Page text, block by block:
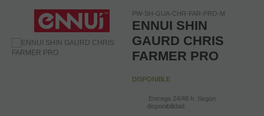
PW-SH-GUA-CHR-FAR-PRO-M
ENNUI SHIN
GAURD CHRIS
FARMER PRO
DISPONIBLE
Entrega 24/48 h. Según
disponibilidad.